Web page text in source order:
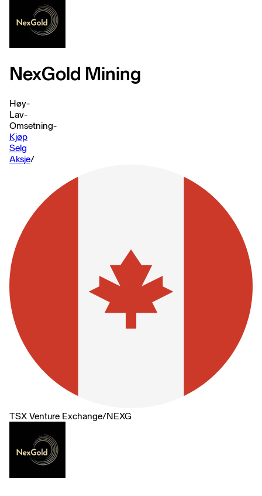
NexGold Mining
Høy-
Lav-
Omsetning-
Kjøp
Selg
Aksje/
TSX Venture Exchange/NEXG